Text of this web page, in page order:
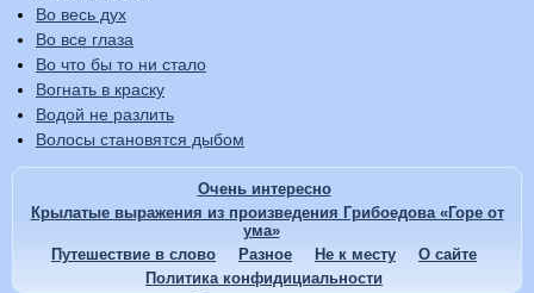
Во весь дух
Во все глаза
Во что бы то ни стало
Вогнать в краску
Водой не разлить
Волосы становятся дыбом
Очень интересно
Крылатые выражения из произведения Грибоедова «Горе от
ума»
Путешествие в слово
Разное Не к месту
О сайте
Политика конфидициальности